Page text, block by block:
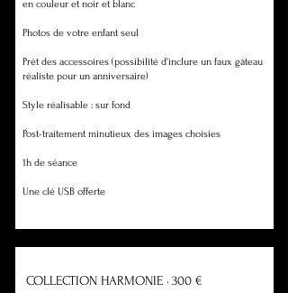
en couleur et noir et blanc
Photos de votre enfant seul
Prêt des accessoires (possibilité d'inclure un faux gâteau
réaliste pour un anniversaire)
Style réalisable : sur fond
Post-traitement minutieux des images choisies
1h de séance
Une clé USB offerte
COLLECTION HARMONIE · 300 €